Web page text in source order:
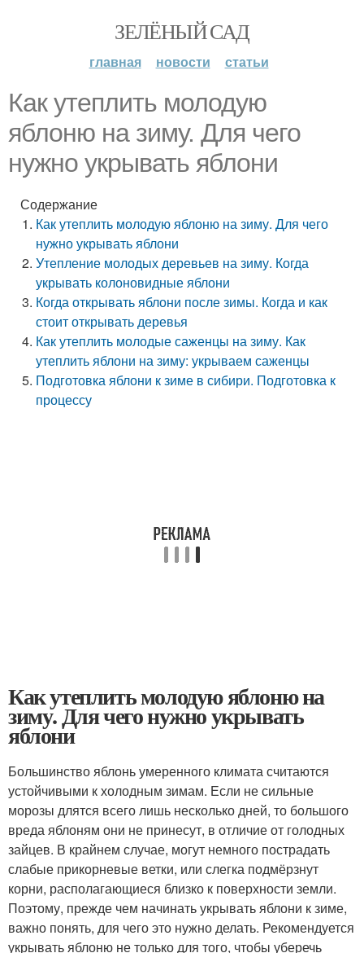
ЗЕЛЁНЫЙ САД
главная новости статьи
Как утеплить молодую
яблоню на зиму. Для чего
нужно укрывать яблони
Содержание
Как утеплить молодую яблоню на зиму. Для чего
нужно укрывать яблони
Утепление молодых деревьев на зиму. Когда
укрывать колоновидные яблони
Когда открывать яблони после зимы. Когда и как
стоит открывать деревья
Как утеплить молодые саженцы на зиму. Как
утеплить яблони на зиму: укрываем саженцы
Подготовка яблони к зиме в сибири. Подготовка к
процессу
Как утеплить молодую яблоню на
зиму. Для чего нужно укрывать
яблони
Большинство яблонь умеренного климата считаются
устойчивыми к холодным зимам. Если не сильные
морозы длятся всего лишь несколько дней, то большого
вреда яблоням они не принесут, в отличие от голодных
зайцев. В крайнем случае, могут немного пострадать
слабые прикорневые ветки, или слегка подмёрзнут
корни, располагающиеся близко к поверхности земли.
Поэтому, прежде чем начинать укрывать яблони к зиме,
важно понять, для чего это нужно делать. Рекомендуется
укрывать яблоню не только для того, чтобы уберечь